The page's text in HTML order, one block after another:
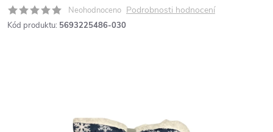
Neohodnoceno Podrobnosti hodnocení
Kód produktu: 5693225486-030